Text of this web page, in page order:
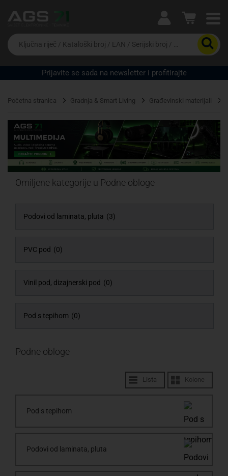
Ova postavka prilagođava asortiman proizvoda i
cijene vašim potrebama.
Da
biste
potražili
proizvod,
unesite
riječ,
EAN
ili
serijski
broj
Prijavite se sada na newsletter i profitirajte
Početna stranica Gradnja & Smart Living Građevinski materijali
Omiljene kategorije u Podne obloge
Podovi od laminata, pluta (3)
PVC pod (0)
Vinil pod, dizajnerski pod (0)
Pod s tepihom (0)
Lista Kolone
Podne obloge
Pod s tepihom
Podovi od laminata, pluta